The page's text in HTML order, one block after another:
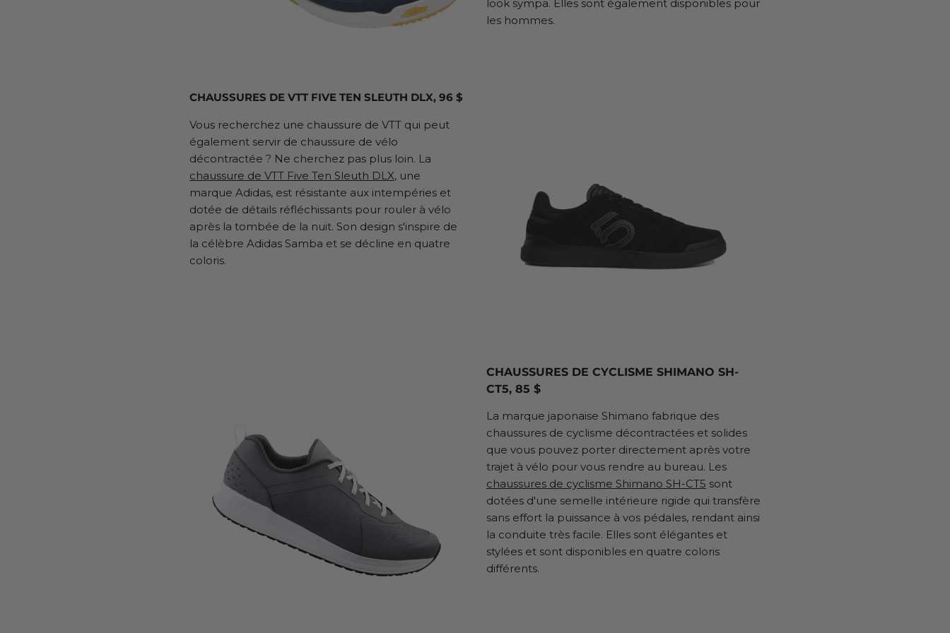
look sympa. Elles sont également disponibles pour
les hommes.
CHAUSSURES DE VTT FIVE TEN SLEUTH DLX, 96 $
Vous recherchez une chaussure de VTT qui peut
également servir de chaussure de vélo
décontractée ? Ne cherchez pas plus loin. La
chaussure de VTT Five Ten Sleuth DLX, une
marque Adidas, est résistante aux intempéries et
dotée de détails réfléchissants pour rouler à vélo
après la tombée de la nuit. Son design s'inspire de
la célèbre Adidas Samba et se décline en quatre
coloris.
CHAUSSURES DE CYCLISME SHIMANO SH-
CT5, 85 $
La marque japonaise Shimano fabrique des
chaussures de cyclisme décontractées et solides
que vous pouvez porter directement après votre
trajet à vélo pour vous rendre au bureau. Les
chaussures de cyclisme Shimano SH-CT5 sont
dotées d'une semelle intérieure rigide qui transfère
sans effort la puissance à vos pédales, rendant ainsi
la conduite très facile. Elles sont élégantes et
stylées et sont disponibles en quatre coloris
différents.